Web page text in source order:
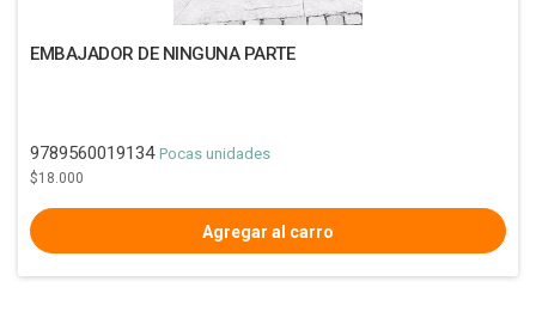
EMBAJADOR DE NINGUNA PARTE
9789560019134 Pocas unidades
$18.000